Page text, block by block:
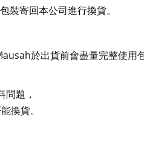
裝寄回本公司進行換貨。
於出貨前會盡量完整使用
問題，
換貨。